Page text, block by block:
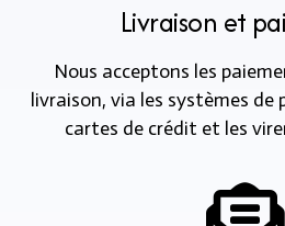
Livraison et
Nous acceptons les
livraison, via les systèmes de
cartes de crédit et les